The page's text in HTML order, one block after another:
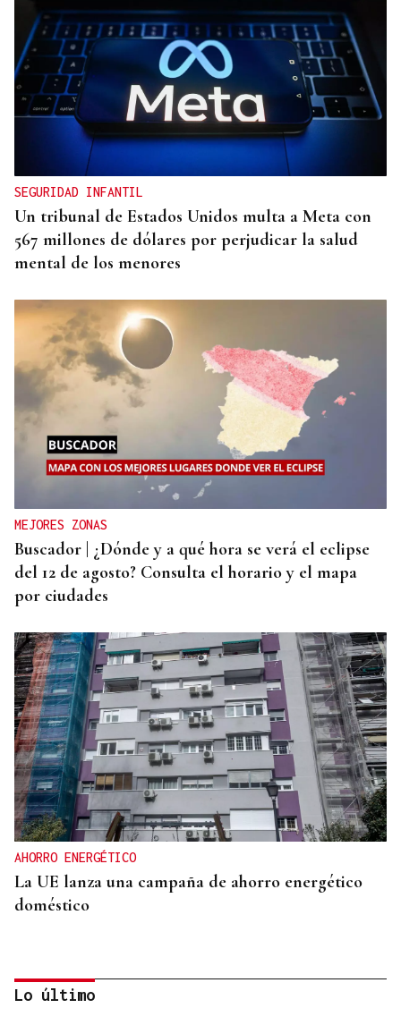
SEGURIDAD INFANTIL
Un tribunal de Estados Unidos multa a Meta con
567 millones de dólares por perjudicar la salud
mental de los menores
MEJORES ZONAS
Buscador | ¿Dónde y a qué hora se verá el eclipse
del 12 de agosto? Consulta el horario y el mapa
por ciudades
AHORRO ENERGÉTICO
La UE lanza una campaña de ahorro energético
doméstico
Lo último